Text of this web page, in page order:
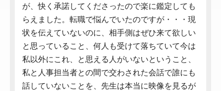
が、快く承諾してくださったので楽に鑑定しても
らえました。転職で悩んでいたのですが・・・現
状を伝えていないのに、相手側はぜひ来て欲しい
と思っていること、何人も受けて落ちていて今は
私以外にこれ、と思える人がいないということ、
私と人事担当者との間で交わされた会話で誰にも
話していないことを、先生は本当に映像を見るが